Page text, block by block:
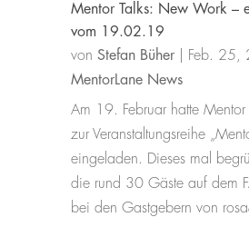
Mentor Talks: New Work –
vom 19.02.19
vonStefan Büher Feb. 25,
MentorLane News
Am 19. Februar hatte Mentor
zur Veranstaltungsreihe
eingeladen. Dieses mal
die rund 30 Gäste auf dem
bei den Gastgebern von